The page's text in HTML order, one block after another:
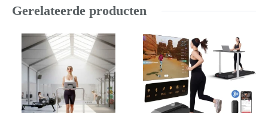
Gerelateerde producten